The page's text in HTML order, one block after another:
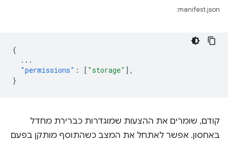
manifest.json:
{
...
"permissions" : [ "storage" ],
}
קודם, שומרים את ההצעות שמוגדרות כברירת מחדל
באחסון. אפשר לאתחל את המצב כשהתוסף מותקן בפעם